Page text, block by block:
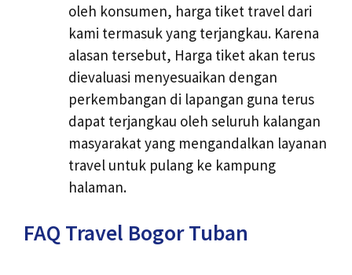
oleh konsumen, harga tiket travel dari
kami termasuk yang terjangkau. Karena
alasan tersebut, Harga tiket akan terus
dievaluasi menyesuaikan dengan
perkembangan di lapangan guna terus
dapat terjangkau oleh seluruh kalangan
masyarakat yang mengandalkan layanan
travel untuk pulang ke kampung
halaman.
FAQ Travel Bogor Tuban